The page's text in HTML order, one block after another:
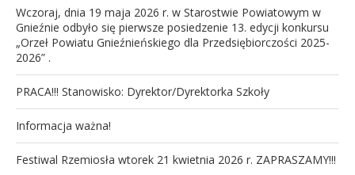
Wczoraj, dnia 19 maja 2026 r. w Starostwie Powiatowym w
Gnieźnie odbyło się pierwsze posiedzenie 13. edycji konkursu
„Orzeł Powiatu Gnieźnieńskiego dla Przedsiębiorczości 2025-
2026” .
PRACA!!! Stanowisko: Dyrektor/Dyrektorka Szkoły
Informacja ważna!
Festiwal Rzemiosła wtorek 21 kwietnia 2026 r. ZAPRASZAMY!!!